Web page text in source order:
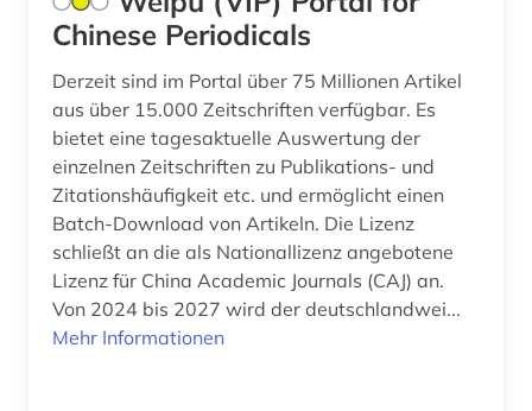
japanologie (1)
kanada (1)
kappes (1)
kernphysik (1)
klima (1)
klimatologie (1)
klimaänderung (1)
Chinese Periodicals
Derzeit sind im Portal über 75 Millionen Artikel
aus über 15.000 Zeitschriften verfügbar. Es
bietet eine tagesaktuelle Auswertung der
einzelnen Zeitschriften zu Publikations- und
Zitationshäufigkeit etc. und ermöglicht einen
Batch-Download von Artikeln. Die Lizenz
schließt an die als Nationallizenz angebotene
Lizenz für China Academic Journals (CAJ) an.
Von 2024 bis 2027 wird der deutschlandwei...
Mehr Informationen